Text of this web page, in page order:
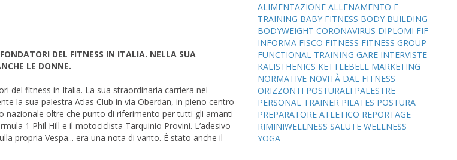
DEL FITNESS IN ITALIA. NELLA SUA
LE DONNE.
del fitness in Italia. La sua straordinaria carriera nel
la sua palestra Atlas Club in via Oberdan, in pieno centro
nazionale oltre che punto di riferimento per tutti gli amanti
1 Phil Hill e il motociclista Tarquinio Provini. L’adesivo
propria Vespa... era una nota di vanto. È stato anche il
ALIMENTAZIONE ALLENAMENTO E
TRAINING BABY FITNESS BODY BUILDING
BODYWEIGHT CORONAVIRUS DIPLOMI FIF
INFORMA FISCO FITNESS FITNESS GROUP
FUNCTIONAL TRAINING GARE INTERVISTE
KALISTHENICS KETTLEBELL MARKETING
NORMATIVE NOVITÀ DAL FITNESS
ORIZZONTI POSTURALI PALESTRE
PERSONAL TRAINER PILATES POSTURA
PREPARATORE ATLETICO REPORTAGE
RIMINIWELLNESS SALUTE WELLNESS
YOGA